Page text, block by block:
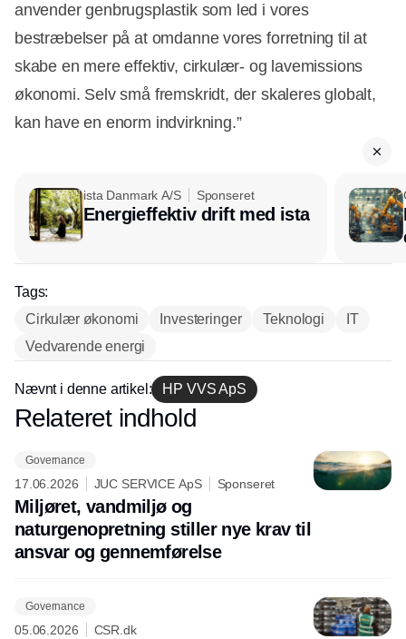
anvender genbrugsplastik som led i vores
bestræbelser på at omdanne vores forretning til at
skabe en mere effektiv, cirkulær- og lavemissions
økonomi. Selv små fremskridt, der skaleres globalt,
kan have en enorm indvirkning.”
ista Danmark A/S Sponseret
Energieffektiv drift med ista
Tags:
Cirkulær økonomi
Investeringer Teknologi
IT
Vedvarende energi
Nævnt i denne artikel: HP VVS ApS
Annonce
Relateret indhold
Governance
17.06.2026 JUC SERVICE ApS Sponseret
Miljøret, vandmiljø og
naturgenopretning stiller nye krav til
ansvar og gennemførelse
Governance
05.06.2026 CSR.dk